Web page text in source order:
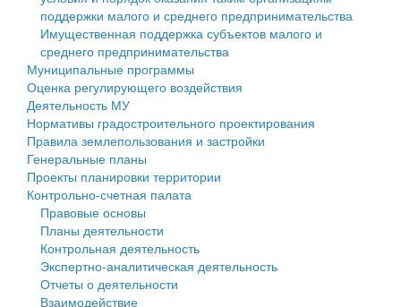
Деятельность МУ
Нормативы градостроительного проектирования
Правила землепользования и застройки
Генеральные планы
Проекты планировки территории
Собрание депутатов
Городское поселение
Сельские поселения
поддержки малого и среднего предпринимательства
Имущественная поддержка субъектов малого и
среднего предпринимательства
Муниципальные программы
Оценка регулирующего воздействия
Деятельность МУ
Нормативы градостроительного проектирования
Правила землепользования и застройки
Генеральные планы
Проекты планировки территории
Контрольно-счетная палата
Правовые основы
Планы деятельности
Контрольная деятельность
Экспертно-аналитическая деятельность
Отчеты о деятельности
Взаимодействие